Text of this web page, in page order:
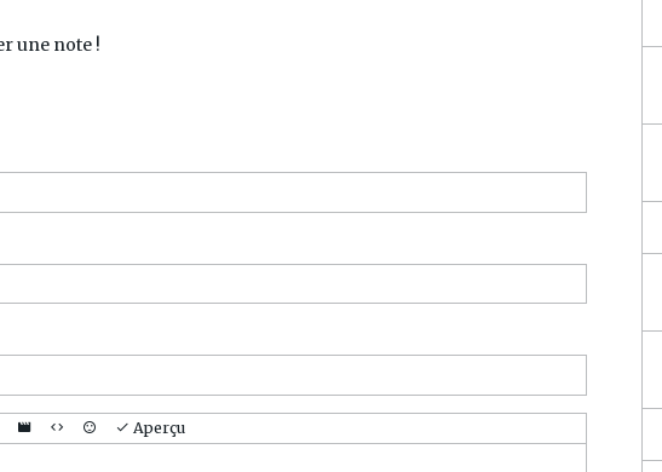
une note !
Aperçu